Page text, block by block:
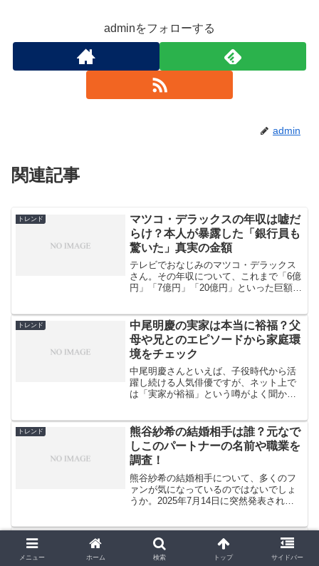
adminをフォローする
admin
関連記事
トレンド
マツコ・デラックスの年収は嘘だ
らけ？本人が暴露した「銀行員も
驚いた」真実の金額
テレビでおなじみのマツコ・デラックス
さん。その年収について、これまで「6億
円」「7億円」「20億円」といった巨額の
していることをご存知でしょうか？特に
注目すべきは、マツ...
トレンド
中尾明慶の実家は本当に裕福？父
母や兄とのエピソードから家庭環
境をチェック
中尾明慶さんといえば、子役時代から活
躍し続ける人気俳優ですが、ネット上で
は「実家が裕福」という噂がよく聞かれ
題になったりと、確かに気になる要素が
たくさんありますね...
トレンド
熊谷紗希の結婚相手は誰？元なで
しこのパートナーの名前や職業を
調査！
熊谷紗希の結婚相手について、多くのフ
ァンが気になっているのではないでしょ
うか。2025年7月14日に突然発表された
は、いったいどんな...
トレンド
はじかのひろき学歴・経歴まと
め！東海大学柔道部から警視庁指
メニュー ホーム 検索 トップ サイドバー